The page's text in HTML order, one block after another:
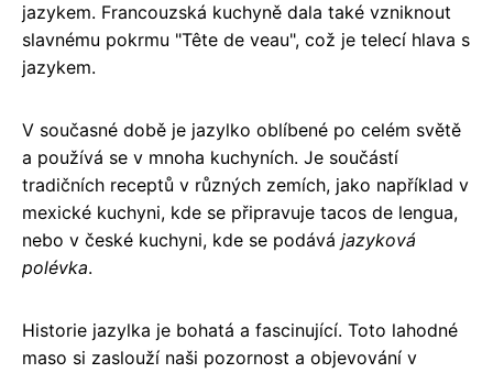
jazykem. Francouzská kuchyně dala také vzniknout
slavnému pokrmu "Tête de veau", což je telecí hlava s
jazykem.
V současné době je jazylko oblíbené po celém světě
a používá se v mnoha kuchyních. Je součástí
tradičních receptů v různých zemích, jako například v
mexické kuchyni, kde se připravuje tacos de lengua,
nebo v české kuchyni, kde se podává jazyková
polévka.
Historie jazylka je bohatá a fascinující. Toto lahodné
maso si zaslouží naši pozornost a objevování v